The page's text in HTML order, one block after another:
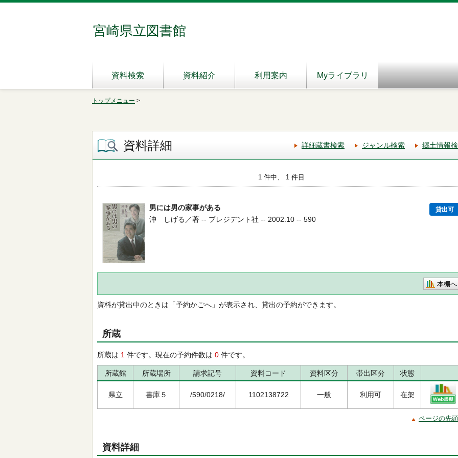
宮崎県立図書館
資料検索 資料紹介 利用案内 Myライブラリ
トップメニュー >
資料詳細 詳細蔵書検索 ジャンル検索 郷土情報
1 件中、 1 件目
男には男の家事がある 貸出可
沖 しげる／著 -- プレジデント社 -- 2002.10 -- 590
本棚へ
資料が貸出中のときは「予約かごへ」が表示され、貸出の予約ができます。
所蔵
所蔵は 1 件です。現在の予約件数は 0 件です。
所蔵館 所蔵場所 請求記号 資料コード 資料区分 帯出区分 状態
県立 書庫５ /590/0218/ 1102138722 一般 利用可 在架
ページの先
資料詳細